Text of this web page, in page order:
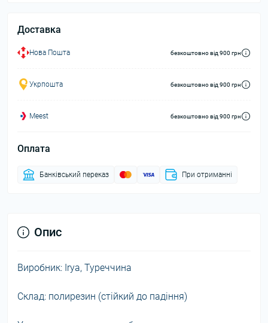
Доставка
Нова Пошта безкоштовно від 900 грн
Укрпошта безкоштовно від 900 грн
Meest безкоштовно від 900 грн
Оплата
Банківський переказ При отриманні
Опис
Виробник: Irya, Туреччина
Склад: полирезин (стійкий до падіння)